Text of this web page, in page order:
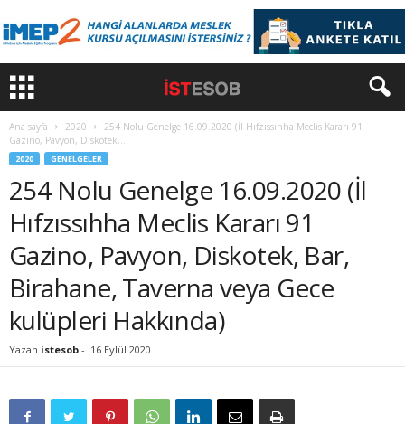
Ana sayfa 2020
254 Nolu Genelge 16.09.2020 (İl Hıfzıssıhha Meclis Kararı 91
Gazino, Pavyon, Diskotek,...
2020 GENELGELER
254 Nolu Genelge 16.09.2020 (İl
Hıfzıssıhha Meclis Kararı 91
Gazino, Pavyon, Diskotek, Bar,
Birahane, Taverna veya Gece
kulüpleri Hakkında)
Yazan istesob - 16 Eylül 2020